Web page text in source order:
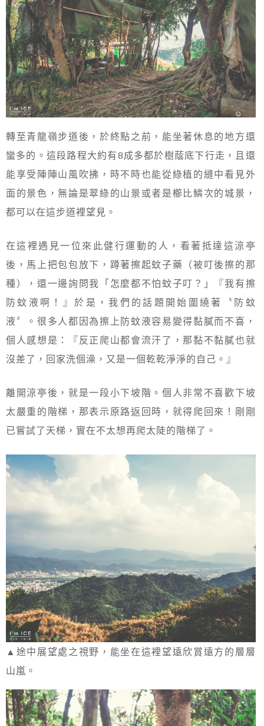
轉至青龍嶺步道後，於終點之前，能坐著休息的地方還
蠻多的。這段路程大約有8成多都於樹蔭底下行走，且還
能享受陣陣山風吹拂，時不時也能從綠植的縫中看見外
面的景色，無論是翠綠的山景或者是櫛比鱗次的城景，
都可以在這步道裡望見。
在這裡遇見一位來此健行運動的人，看著抵達這涼亭
後，馬上把包包放下，蹲著擦起蚊子藥（被叮後擦的那
種），還一邊詢問我「怎麼都不怕蚊子叮？」『我有擦
防蚊液啊！』於是，我們的話題開始圍繞著〝防蚊
液〞。很多人都因為擦上防蚊液容易變得黏膩而不喜，
個人感想是：『反正爬山都會流汗了，那黏不黏膩也就
沒差了，回家洗個澡，又是一個乾乾淨淨的自己。』
離開涼亭後，就是一段小下坡階。個人非常不喜歡下坡
太嚴重的階梯，那表示原路返回時，就得爬回來！剛剛
已嘗試了天梯，實在不太想再爬太陡的階梯了。
▲途中展望處之視野，能坐在這裡望遠欣賞遠方的層層
山嵐。